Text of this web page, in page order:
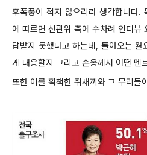
후폭풍이 적지 않으리라 생각합니다.
에 따르면 선관위 측에 수차례 인터뷰
답받지 못했다고 하는데, 돌아오는 월
게 대응할지 그리고 손옹께서 어떤 멘
또한 이를 획책한 쥐새끼와 그 무리들